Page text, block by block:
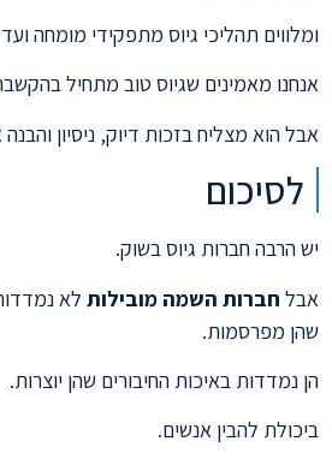
ומלווים תהליכי גיוס מתפקידי מומחה ועד
אנחנו מאמינים שגיוס טוב מתחיל
אבל הוא מצליח בזכות דיוק, ניסיון
לסיכום
יש הרבה חברות גיוס בשוק.
אבל חברות השמה מובילות לא
שהן מפרסמות.
הן נמדדות באיכות החיבורים שהן יוצרות.
ביכולת להבין אנשים.